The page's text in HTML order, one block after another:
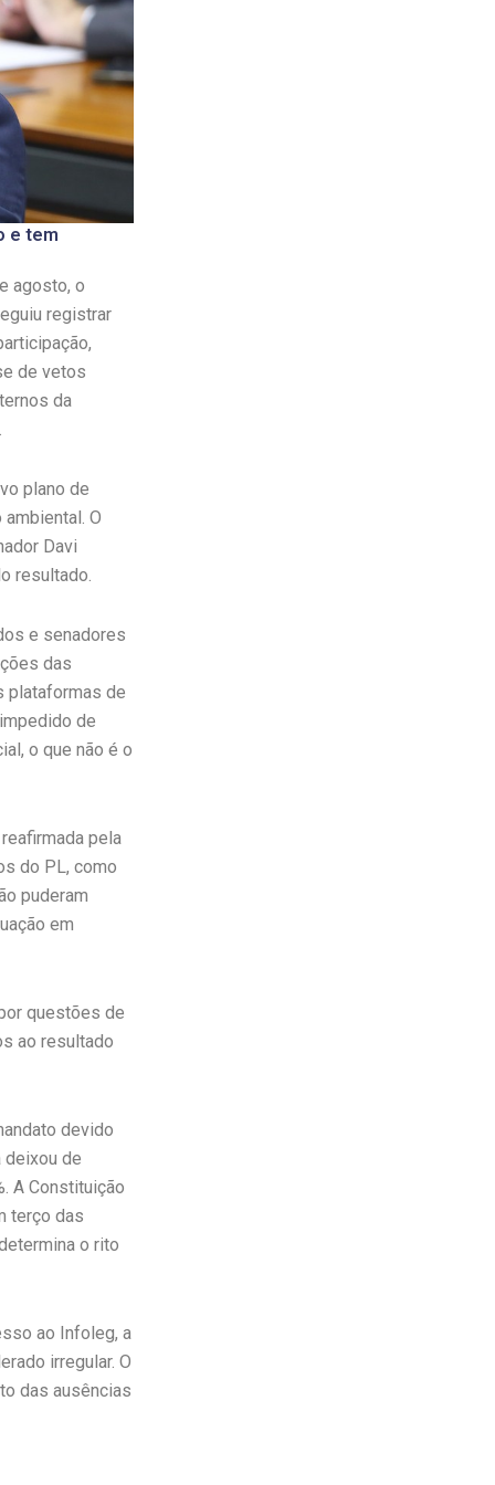
e tem
agosto, o
registrar
de vetos
da
plano de
O
Davi
resultado.
e senadores
das
plataformas de
de
o que não é o
pela
do PL, como
puderam
em
questões de
ao resultado
devido
deixou de
A Constituição
terço das
o rito
ao Infoleg, a
irregular. O
das ausências